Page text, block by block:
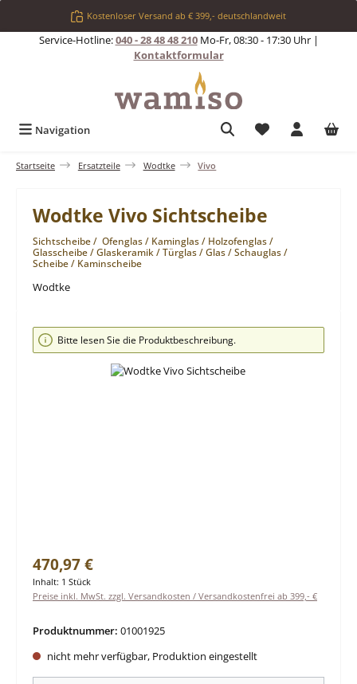
Zum Hauptinhalt springenKostenloser Versand ab € 399,- deutschlandweit
Service-Hotline:040 - 28 48 48 210Mo-Fr, 08:30 - 17:30 Uhr |
Kontaktformular
Navigation Du hast 0
Startseite Ersatzteile Wodtke Vivo
Wodtke Vivo Sichtscheibe
Sichtscheibe / Ofenglas / Kaminglas / Holzofenglas /
Glasscheibe / Glaskeramik / Türglas / Glas / Schauglas /
Scheibe / Kaminscheibe
Wodtke
Bildergalerie überspringen
Bitte lesen Sie die Produktbeschreibung.
Regulärer Preis:
470,97 €
Inhalt: 1 Stück
Preise inkl. MwSt. zzgl. Versandkosten / Versandkostenfrei ab 399,- €
Produktnummer: 01001925
nicht mehr verfügbar, Produktion eingestellt